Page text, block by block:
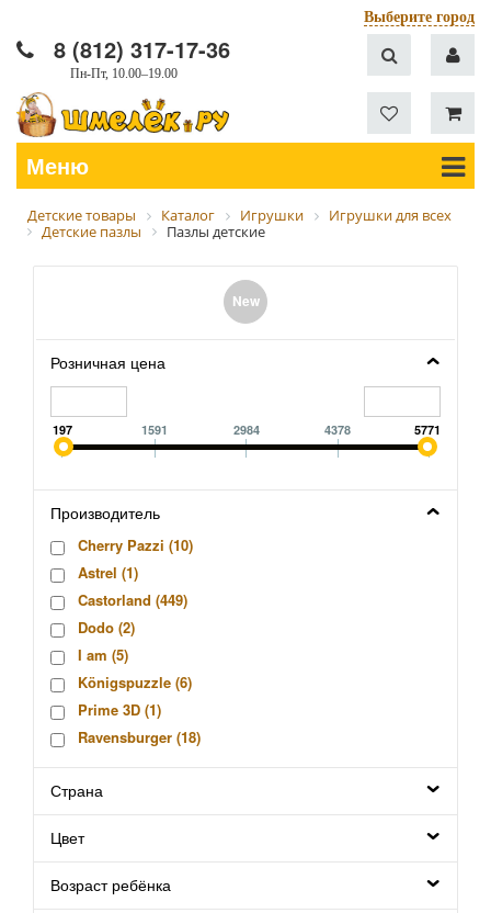
Выберите город
8 (812) 317-17-36
Пн-Пт, 10.00–19.00
Меню
Детские товары Каталог Игрушки
Игрушки для всех
Детские пазлы
Пазлы детские
New
Розничная цена
197 1591 2984 4378 5771
Производитель
Cherry Pazzi (10)
Astrel (1)
Castorland (449)
Dodo (2)
I am (5)
Königspuzzle (6)
Prime 3D (1)
Ravensburger (18)
Step Puzzle (129)
Trefl (
КНР (1)
Оригами (
Страна
Цвет
Возраст ребёнка